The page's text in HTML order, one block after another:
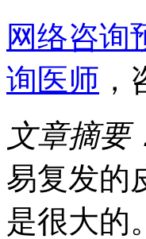
网络咨询
询医师 ，
文章摘要
易复发的
是很大的